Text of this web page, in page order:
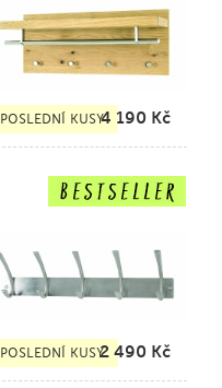
POSLEDNÍ KUSY4 190 Kč
POSLEDNÍ KUSY2 490 Kč